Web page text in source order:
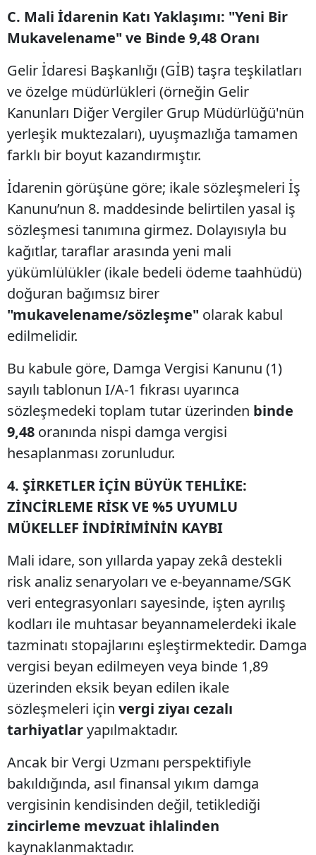
C. Mali İdarenin Katı Yaklaşımı: "Yeni Bir
Mukavelename" ve Binde 9,48 Oranı
Gelir İdaresi Başkanlığı (GİB) taşra teşkilatları
ve özelge müdürlükleri (örneğin Gelir
Kanunları Diğer Vergiler Grup Müdürlüğü'nün
yerleşik muktezaları), uyuşmazlığa tamamen
farklı bir boyut kazandırmıştır.
İdarenin görüşüne göre; ikale sözleşmeleri İş
Kanunu’nun 8. maddesinde belirtilen yasal iş
sözleşmesi tanımına girmez. Dolayısıyla bu
kağıtlar, taraflar arasında yeni mali
yükümlülükler (ikale bedeli ödeme taahhüdü)
doğuran bağımsız birer
"mukavelename/sözleşme" olarak kabul
edilmelidir.
Bu kabule göre, Damga Vergisi Kanunu (1)
sayılı tablonun I/A-1 fıkrası uyarınca
sözleşmedeki toplam tutar üzerinden binde
9,48 oranında nispi damga vergisi
hesaplanması zorunludur.
4. ŞİRKETLER İÇİN BÜYÜK TEHLİKE:
ZİNCİRLEME RİSK VE %5 UYUMLU
MÜKELLEF İNDİRİMİNİN KAYBI
Mali idare, son yıllarda yapay zekâ destekli
risk analiz senaryoları ve e-beyanname/SGK
veri entegrasyonları sayesinde, işten ayrılış
kodları ile muhtasar beyannamelerdeki ikale
tazminatı stopajlarını eşleştirmektedir. Damga
vergisi beyan edilmeyen veya binde 1,89
üzerinden eksik beyan edilen ikale
sözleşmeleri için vergi ziyaı cezalı
tarhiyatlaryapılmaktadır.
Ancak bir Vergi Uzmanı perspektifiyle
bakıldığında, asıl finansal yıkım damga
vergisinin kendisinden değil, tetiklediği
zincirleme mevzuat ihlalinden
kaynaklanmaktadır.